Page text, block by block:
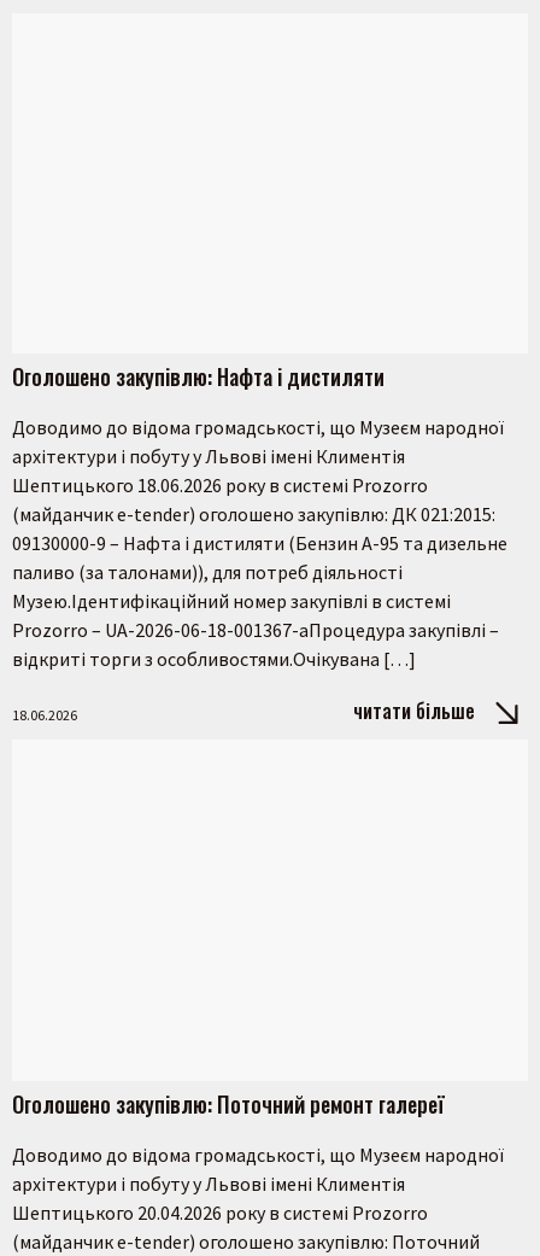
Оголошено закупівлю: Нафта і дистиляти
Доводимо до відома громадськості, що Музеєм народної
архітектури і побуту у Львові імені Климентія
Шептицького 18.06.2026 року в системі Prozorro
(майданчик e-tender) оголошено закупівлю: ДК 021:2015:
09130000-9 – Нафта і дистиляти (Бензин А-95 та дизельне
паливо (за талонами)), для потреб діяльності
Музею.Ідентифікаційний номер закупівлі в системі
Prozorro – UA-2026-06-18-001367-aПроцедура закупівлі –
відкриті торги з особливостями.Очікувана […]
18.06.2026 читати більше
Оголошено закупівлю: Поточний ремонт галереї
Доводимо до відома громадськості, що Музеєм народної
архітектури і побуту у Львові імені Климентія
Шептицького 20.04.2026 року в системі Prozorro
(майданчик e-tender) оголошено закупівлю: Поточний